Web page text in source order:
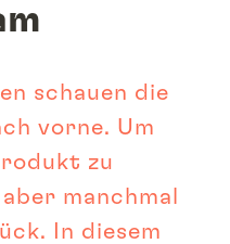
schauen die
vorne. Um
zu
manchmal
In diesem